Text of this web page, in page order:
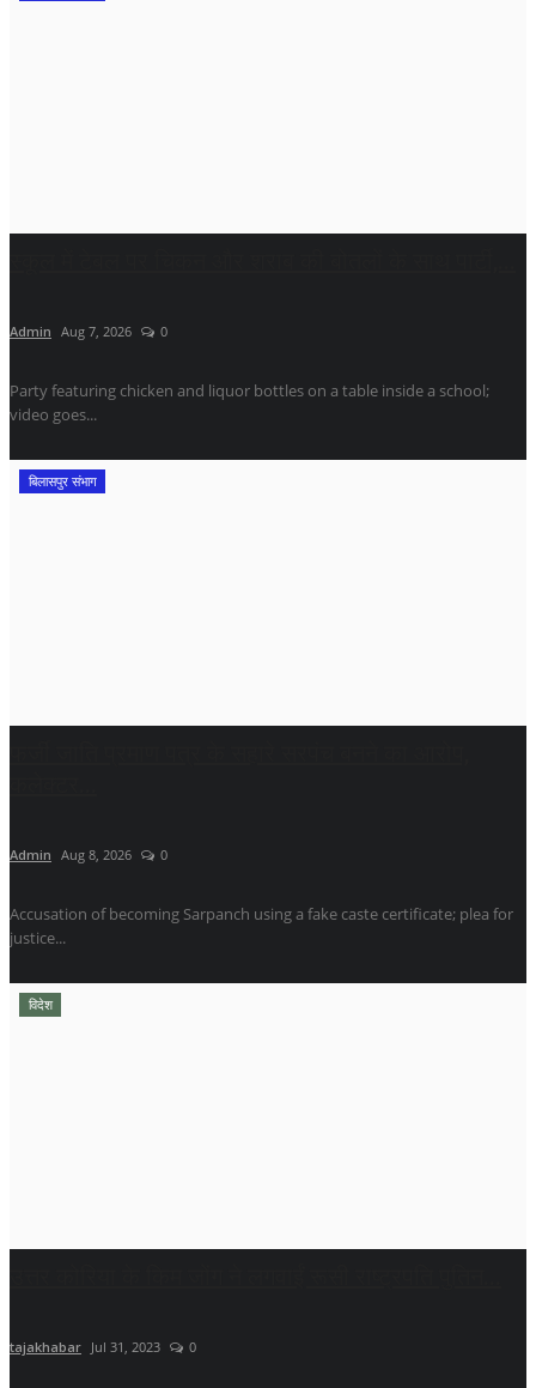
Admin Aug 7, 2026 0
Party featuring chicken and liquor bottles on a table inside a school;
video goes...
बिलासपुर संभाग
Admin Aug 8, 2026 0
Accusation of becoming Sarpanch using a fake caste certificate; plea for
justice...
विदेश
tajakhabar Jul 31, 2023 0